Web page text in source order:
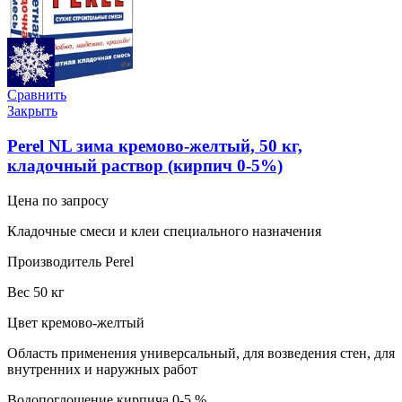
Сравнить
Закрыть
Perel NL зима кремово-желтый, 50 кг,
кладочный раствор (кирпич 0-5%)
Цена по запросу
Кладочные смеси и клеи специального назначения
Производитель Perel
Вес 50 кг
Цвет кремово-желтый
Область применения универсальный, для возведения стен, для
внутренних и наружных работ